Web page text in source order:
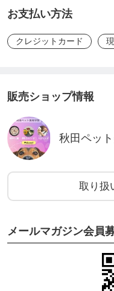
お支払い方法
クレジットカード
販売ショップ情報
秋田ペッ
取り扱
メールマガジン会員